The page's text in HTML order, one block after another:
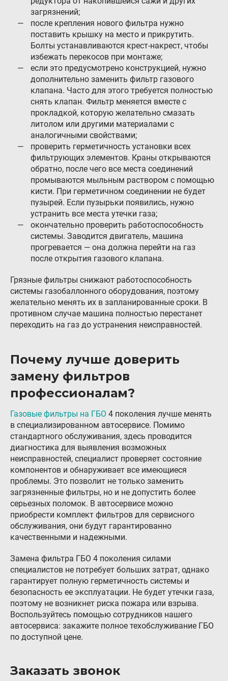
загрязнений;
после крепления нового фильтра нужно
поставить крышку на место и прикрутить.
Болты устанавливаются крест-накрест, чтобы
избежать перекосов при монтаже;
если это предусмотрено конструкцией, нужно
дополнительно заменить фильтр газового
клапана. Часто для этого требуется полностью
снять клапан. Фильтр меняется вместе с
прокладкой, которую желательно смазать
литолом или другими материалами с
аналогичными свойствами;
проверить герметичность установки всех
фильтрующих элементов. Краны открываются
обратно, после чего все места соединений
промываются мыльным раствором с помощью
кисти. При герметичном соединении не будет
пузырей. Если пузырьки появились, нужно
устранить все места утечки газа;
окончательно проверить работоспособность
системы. Заводится двигатель, машина
прогревается — она должна перейти на газ
после открытия газового клапана.
Грязные фильтры снижают работоспособность
системы газобаллонного оборудования, поэтому
желательно менять их в запланированные сроки. В
противном случае машина полностью перестанет
переходить на газ до устранения неисправностей.
Почему лучше доверить
замену фильтров
профессионалам?
Газовые фильтры на ГБО 4 поколения лучше менять
в специализированном автосервисе. Помимо
стандартного обслуживания, здесь проводится
диагностика для выявления возможных
неисправностей, специалист проверяет состояние
компонентов и обнаруживает все имеющиеся
проблемы. Это позволит не только заменить
загрязненные фильтры, но и не допустить более
серьезных поломок. В автосервисе можно
приобрести комплект фильтров для сервисного
обслуживания, они будут гарантированно
качественными и надежными.
Замена фильтра ГБО 4 поколения силами
специалистов не потребует больших затрат, однако
гарантирует полную герметичность системы и
безопасность ее эксплуатации. Не будет утечки газа,
поэтому не возникнет риска пожара или взрыва.
Воспользуйтесь помощью сотрудников нашего
автосервиса: закажите полное техобслуживание ГБО
по доступной цене.
Заказать звонок